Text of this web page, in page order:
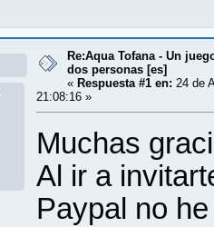
Re:Aqua Tofana - Un
dos personas [es]
« Respuesta #1 en: 24 de
21:08:16 »
Muchas
Al ir a
Paypal no